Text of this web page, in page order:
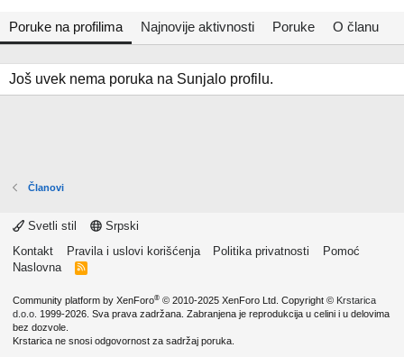
Poruke na profilima Najnovije aktivnosti Poruke O članu
Još uvek nema poruka na Sunjalo profilu.
Članovi
Svetli stil
Srpski
Kontakt
Pravila i uslovi korišćenja Politika privatnosti
Pomoć
Naslovna
R
Community platform by XenForo® © 2010-2025 XenForo Ltd. Copyright © Krstarica
d.o.o. 1999-2026. Sva prava zadržana. Zabranjena je reprodukcija u celini i u delovima
bez dozvole.
Krstarica ne snosi odgovornost za sadržaj poruka.